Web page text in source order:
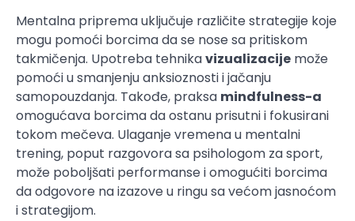
Mentalna priprema uključuje različite strategije koje
mogu pomoći borcima da se nose sa pritiskom
takmičenja. Upotreba tehnikavizualizacije može
pomoći u smanjenju anksioznosti i jačanju
samopouzdanja. Takođe, praksa mindfulness-a
omogućava borcima da ostanu prisutni i fokusirani
tokom mečeva. Ulaganje vremena u mentalni
trening, poput razgovora sa psihologom za sport,
može poboljšati performanse i omogućiti borcima
da odgovore na izazove u ringu sa većom jasnoćom
i strategijom.